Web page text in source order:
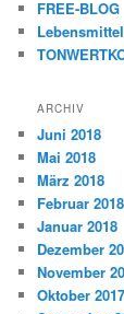
FREE-BLOG
ARCHIV
Juni 2018
Mai 2018
März 2018
Februar 2018
Januar 2018
Dezember
November
Oktober 2017